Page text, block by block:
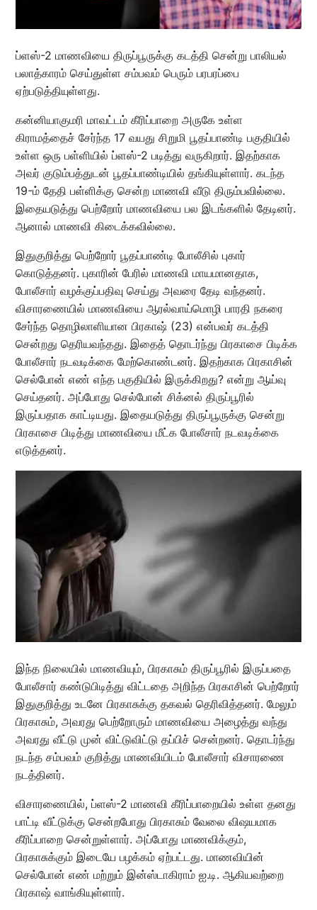
ப்ளஸ்-2 மாணவியை திருப்பூருக்கு கடத்தி சென்று பாலியல்
பலாத்காரம் செய்துள்ள சம்பவம் பெரும் பரபரப்பை
ஏற்படுத்தியுள்ளது.
கன்னியாகுமரி மாவட்டம் கீரிப்பாறை அருகே உள்ள
கிராமத்தைச் சேர்ந்த 17 வயது சிறுமி பூதப்பாண்டி பகுதியில்
உள்ள ஒரு பள்ளியில் ப்ளஸ்-2 படித்து வருகிறார். இதற்காக
அவர் குடும்பத்துடன் பூதப்பாண்டியில் தங்கியுள்ளார். கடந்த
19-ம் தேதி பள்ளிக்கு சென்ற மாணவி வீடு திரும்பவில்லை.
இதையடுத்து பெற்றோர் மாணவியை பல இடங்களில் தேடினர்.
ஆனால் மாணவி கிடைக்கவில்லை.
இதுகுறித்து பெற்றோர் பூதப்பாண்டி போலீசில் புகார்
கொடுத்தனர். புகாரின் பேரில் மாணவி மாயமானதாக,
போலீசார் வழக்குப்பதிவு செய்து அவரை தேடி வந்தனர்.
விசாரணையில் மாணவியை ஆரல்வாய்மொழி பாரதி நகரை
சேர்ந்த தொழிலாளியான பிரகாஷ் (23) என்பவர் கடத்தி
சென்றது தெரியவந்தது. இதைத் தொடர்ந்து பிரகாசை பிடிக்க
போலீசார் நடவடிக்கை மேற்கொண்டனர். இதற்காக பிரகாசின்
செல்போன் எண் எந்த பகுதியில் இருக்கிறது? என்று ஆய்வு
செய்தனர். அப்போது செல்போன் சிக்னல் திருப்பூரில்
இருப்பதாக காட்டியது. இதையடுத்து திருப்பூருக்கு சென்று
பிரகாசை பிடித்து மாணவியை மீட்க போலீசார் நடவடிக்கை
எடுத்தனர்.
இந்த நிலையில் மாணவியும், பிரகாசும் திருப்பூரில் இருப்பதை
போலீசார் கண்டுபிடித்து விட்டதை அறிந்த பிரகாசின் பெற்றோர்
இதுகுறித்து உடனே பிரகாசுக்கு தகவல் தெரிவித்தனர். மேலும்
பிரகாசும், அவரது பெற்றோரும் மாணவியை அழைத்து வந்து
அவரது வீட்டு முன் விட்டுவிட்டு தப்பிச் சென்றனர். தொடர்ந்து
நடந்த சம்பவம் குறித்து மாணவியிடம் போலீசார் விசாரணை
நடத்தினர்.
விசாரணையில், ப்ளஸ்-2 மாணவி கீரிப்பாறையில் உள்ள தனது
பாட்டி வீட்டுக்கு சென்றபோது பிரகாசும் வேலை விஷயமாக
கீரிப்பாறை சென்றுள்ளார். அப்போது மாணவிக்கும்,
பிரகாசுக்கும் இடையே பழக்கம் ஏற்பட்டது. மாணவியின்
செல்போன் எண் மற்றும் இன்ஸ்டாகிராம் ஐ.டி. ஆகியவற்றை
பிரகாஷ் வாங்கியுள்ளார்.